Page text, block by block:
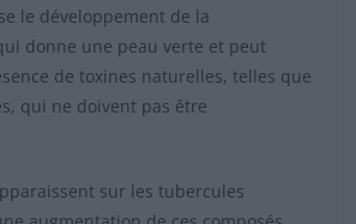
le développement de la
donne une peau verte et peut
de toxines naturelles, telles que
qui ne doivent pas être
sur les tubercules